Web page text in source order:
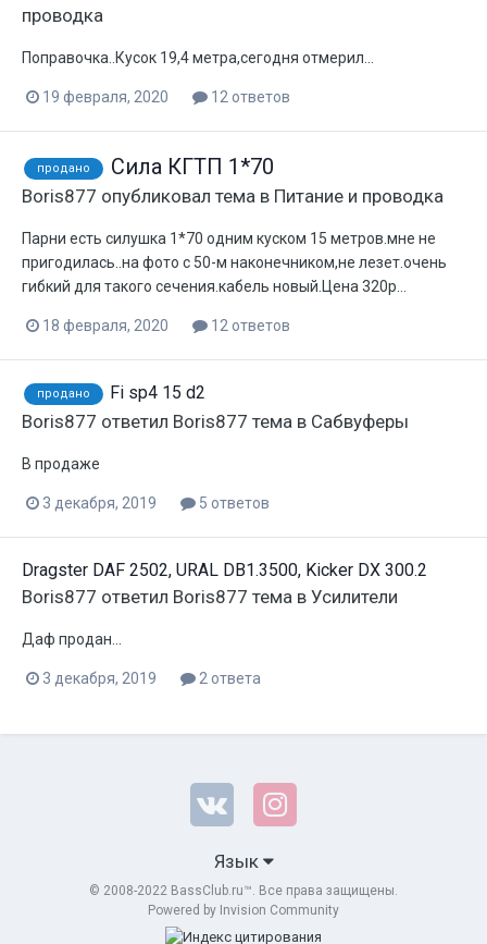
проводка
Поправочка..Кусок 19,4 метра,сегодня отмерил...
19 февраля, 2020 12 ответов
продано Сила КГТП 1*70
Boris877 опубликовал тема в Питание и проводка
Парни есть силушка 1*70 одним куском 15 метров.мне не
пригодилась..на фото с 50-м наконечником,не лезет.очень
гибкий для такого сечения.кабель новый.Цена 320р...
18 февраля, 2020 12 ответов
продано Fi sp4 15 d2
Boris877 ответил Boris877 тема в Сабвуферы
В продаже
3 декабря, 2019 5 ответов
Dragster DAF 2502, URAL DB1.3500, Kicker DX 300.2
Boris877 ответил Boris877 тема в Усилители
Даф продан...
3 декабря, 2019 2 ответа
Язык
© 2008-2022 BassClub.ru™. Все права защищены.
Powered by Invision Community